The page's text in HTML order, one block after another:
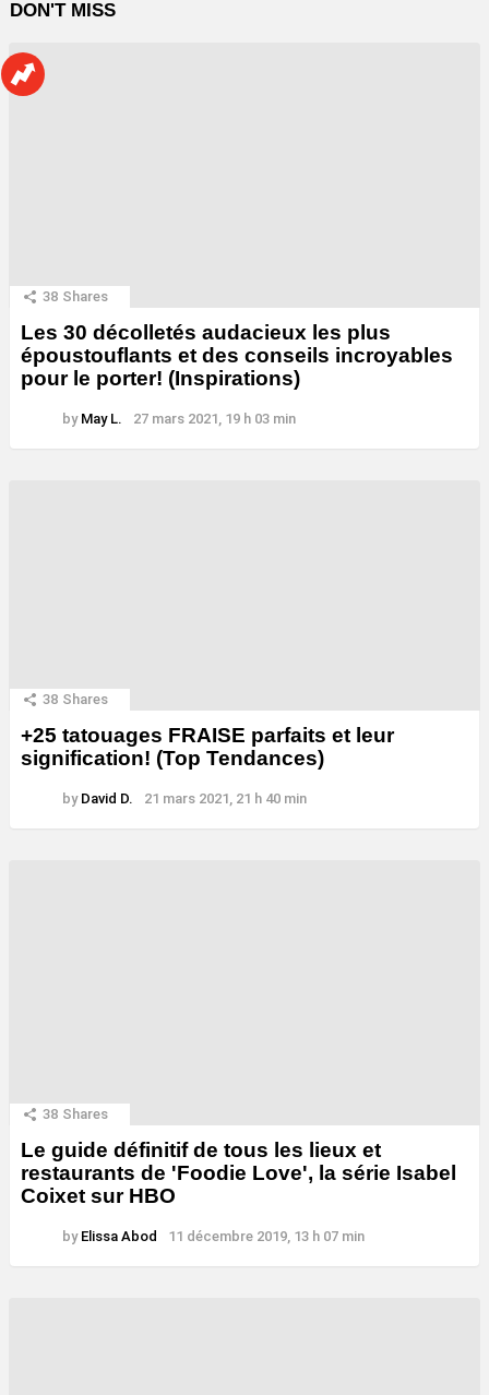
DON'T MISS
38 Shares
Les 30 décolletés audacieux les plus
époustouflants et des conseils incroyables
pour le porter! (Inspirations)
by May L. 27 mars 2021, 19 h 03 min
38 Shares
+25 tatouages ​​FRAISE parfaits et leur
signification! (Top Tendances)
by David D. 21 mars 2021, 21 h 40 min
38 Shares
Le guide définitif de tous les lieux et
restaurants de 'Foodie Love', la série Isabel
Coixet sur HBO
by Elissa Abod 11 décembre 2019, 13 h 07 min